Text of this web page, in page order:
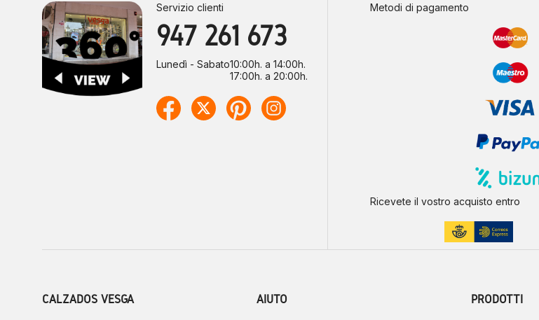
Servizio clienti
947 261 673
Lunedì - Sabato10:00h. a 14:00h.
17:00h. a 20:00h.
Metodi di pagamento
Ricevete il vostro acquisto entro
CALZADOS VESGA AIUTO PRODOTTI